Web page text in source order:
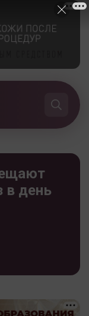
в день